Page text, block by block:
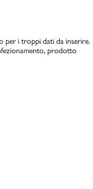
per i troppi dati da inserire.
prodotto